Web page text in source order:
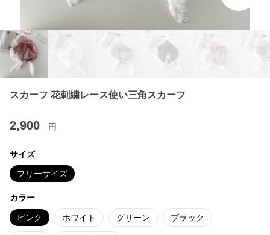
スカーフ 花刺繍レース使い三角スカーフ
2,900 円
サイズ
フリーサイズ
カラー
ピンク ホワイト グリーン ブラック